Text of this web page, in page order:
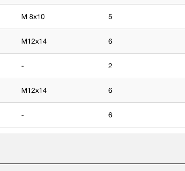
M 8x10 5
M12x14 6
- 2
M12x14 6
- 6